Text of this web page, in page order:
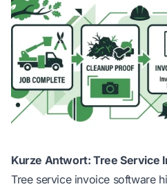
Kurze Antwort: Tree Service
Tree service invoice software